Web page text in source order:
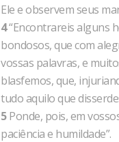
Ele e observem seus
4“Encontrareis alguns
bondosos, que com
vossas palavras, e
blasfemos, que,
tudo aquilo que
5Ponde, pois, em
paciência e humildade”.